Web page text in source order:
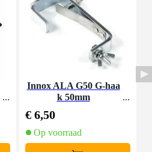
Innox ALA G50 G-haa
k 50mm
€ 6,50
Op voorraad